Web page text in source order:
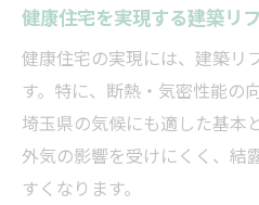
建築リフォームで実
内環境
地産地消を活かした住
建築リフォームで
考え方
健康住宅を実現する建築リ
健康住宅の実現には、建築リ
す。特に、断熱・気密性能の
埼玉県の気候にも適した基本
外気の影響を受けにくく、結
すくなります。